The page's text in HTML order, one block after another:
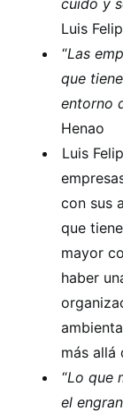
Luis
“Las
que
entorno
Henao
Luis
con sus
que
mayor
haber
más allá
“Lo que
el